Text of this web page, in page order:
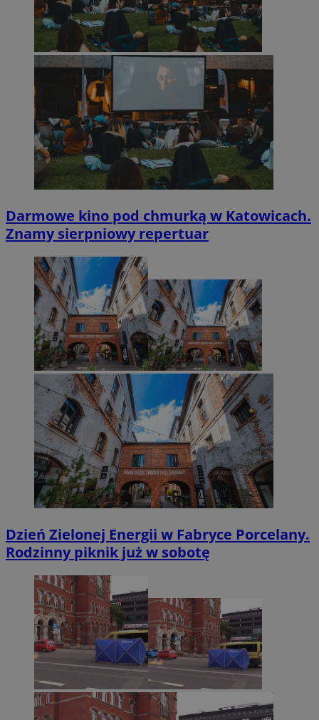
Darmowe kino pod chmurką w Katowicach.
Znamy sierpniowy repertuar
Dzień Zielonej Energii w Fabryce Porcelany.
Rodzinny piknik już w sobotę